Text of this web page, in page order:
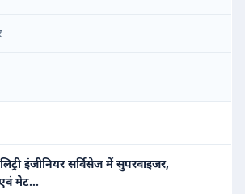
इंजीनियर सर्विसेज में सुपरवाइजर,
एवं मेट…